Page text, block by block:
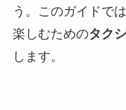
う。このガイドで
楽しむためのタク
します。